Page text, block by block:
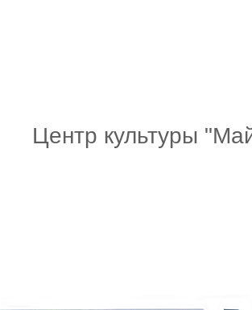
Центр культуры